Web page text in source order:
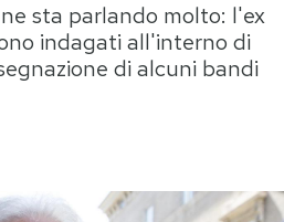
Storie/Idee
Ok Boomer!
Media
sta parlando molto: l'ex
indagati all'interno di
di alcuni bandi